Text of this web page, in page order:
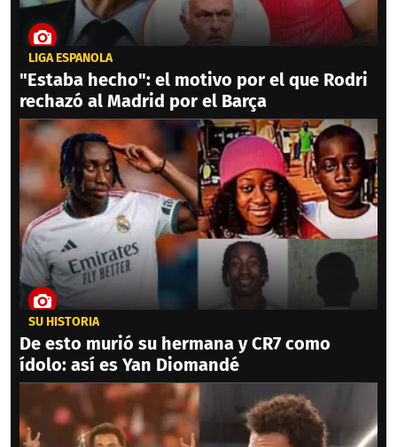
LIGA ESPAÑOLA
"Estaba hecho": el motivo por el que Rodri
rechazó al Madrid por el Barça
SU HISTORIA
De esto murió su hermana y CR7 como
ídolo: así es Yan Diomandé